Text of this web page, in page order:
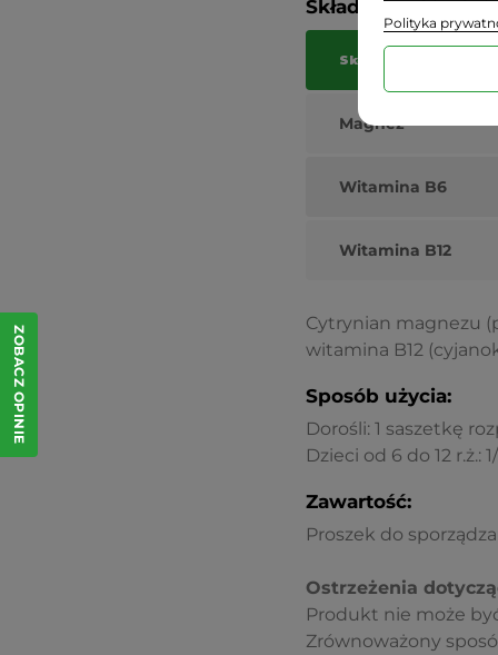
Składniki:
Składniki
Magnez
Witamina B6
Witamina B12
Cytrynian magnezu
witamina B12
Sposób użycia:
Dorośli: 1 saszetkę
Dzieci od 6 do 12 r.ż.:
Zawartość:
Proszek do
Ostrzeżenia
Produkt nie może
Zrównoważony
Polityka
ZOBACZ OPINIE